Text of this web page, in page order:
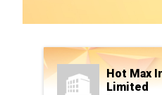
Hot Max
Limited